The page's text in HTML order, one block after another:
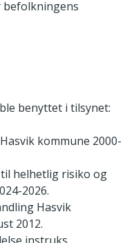
benyttet i tilsynet:
kommune 2000-
helhetlig risiko og
2026.
Hasvik
2012.